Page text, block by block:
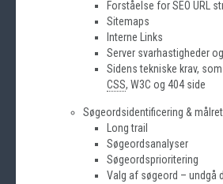
Forståelse for SEO URL
Sitemaps
Interne Links
Server svarhastigheder
Sidens tekniske krav,
CSS, W3C og 404 side
Søgeordsidentificering &
Long trail
Søgeordsanalyser
Søgeordsprioritering
Valg af søgeord – undgå